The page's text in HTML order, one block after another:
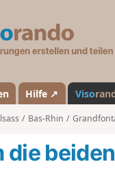
Hilfe ↗ Viso
Bas-Rhin
die